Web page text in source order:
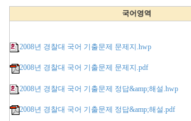
국어영역
2008년 경찰대 국어 기출문제 문제지.hwp
2008년 경찰대 국어 기출문제 문제지.pdf
2008년 경찰대 국어 기출문제 정답&amp;해설.hwp
2008년 경찰대 국어 기출문제 정답&amp;해설.pdf